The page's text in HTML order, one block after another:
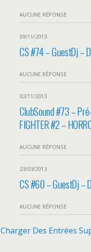
AUCUNE RÉPONSE
09/11/2013
CS #74 – GuestDj –
AUCUNE RÉPONSE
02/11/2013
ClubSound #73 –
FIGHTER #2 –
AUCUNE RÉPONSE
23/03/2013
CS #60 – GuestDj –
AUCUNE RÉPONSE
Charger Des Entrées